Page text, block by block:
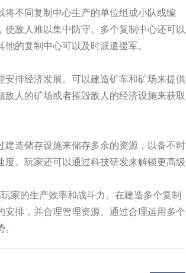
不同复制中心生产的单位组成小队或编
敌人难以集中防守。多个复制中心还可以
的复制中心可以及时派遣援军。
排经济发展。可以建造矿车和矿场来提供
人的矿场或者摧毁敌人的经济设施来获取
造储存设施来储存多余的资源，以备不时
。玩家还可以通过科技研发来解锁更高级
家的生产效率和战斗力。在建造多个复制
排，并合理管理资源。通过合理运用多个